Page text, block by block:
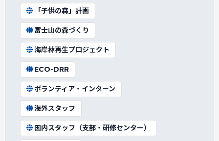
「子供の森」計画
富士山の森づくり
海岸林再生プロジェクト
ECO-DRR
ボランティア・インターン
海外スタッフ
国内スタッフ（支部・研修センター）